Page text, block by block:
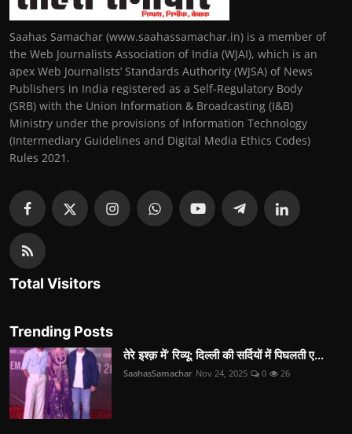
Saahas Samachar (www.saahassamachar.in) is a member of
the Web Journalists Association of India (WJAI), which is an
apex Web Journalists’ Standards Authority (WJSA) of News
Publishers in India registered as a Self-Regulatory Body
(SRB) with the Union Information & Broadcasting (I&B)
Ministry under the provisions of Information Technology
(Intermediary Guidelines and Digital Media Ethics Codes)
Rules 2021.
Total Visitors
Trending Posts
तेरे इश्क़ में’ रिव्यू: दिल्ली की सर्दियों में पिघलती ए...
SaahasSamachar Nov 24, 2025 0 26